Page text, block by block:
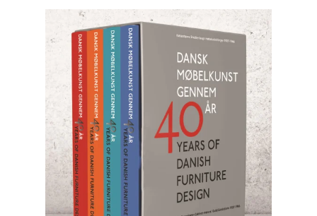
Yesteryear
Elizabeth Strout
Hypopressiv trening
The Housemaid